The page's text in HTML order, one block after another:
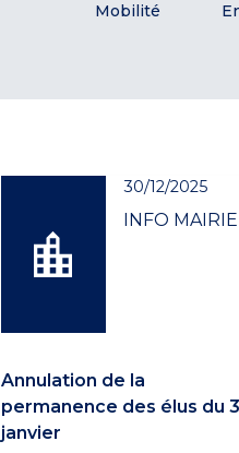
Mobilité
30/12/2025
INFO MAIRIE
Annulation de la
permanence des élus du 3
janvier